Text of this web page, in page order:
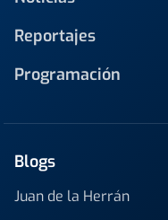
Reportajes
Programación
Blogs
Juan de la Herrán